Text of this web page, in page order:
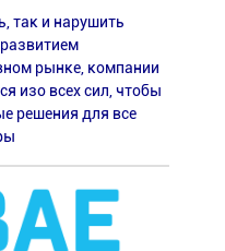
так и нарушить
рынке, компании
изо всех сил, чтобы
решения для все